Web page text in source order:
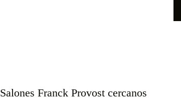
Salones Franck Provost cercanos